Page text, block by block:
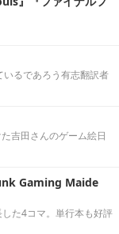
いるであろう有志翻訳者
吉田さんのゲーム絵日
Gaming Maide
た4コマ。単行本も好評